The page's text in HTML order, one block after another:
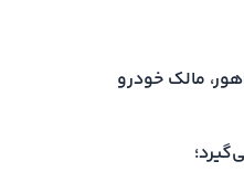
مالک خودرو